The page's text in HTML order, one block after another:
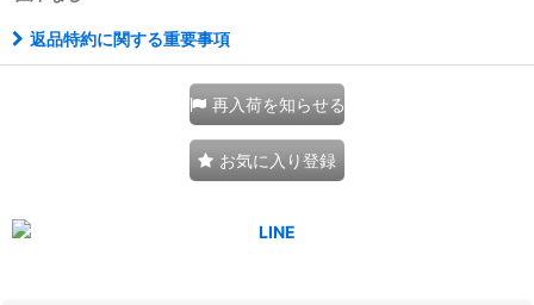
返品特約に関する重要事項
再入荷を知らせる
お気に入り登録